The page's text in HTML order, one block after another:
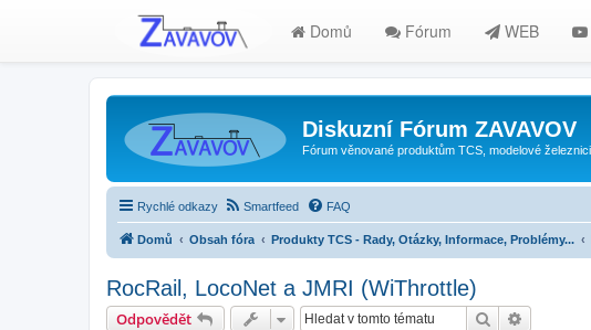
Domů Fórum WEB
Diskuzní Fórum ZAVAVOV
Fórum věnované produktům TCS, modelové
Rychlé odkazy Smartfeed FAQ
Domů Obsah fóra Produkty TCS - Rady, Otázky, Informace, Problémy...
RocRail, LocoNet a JMRI (WiThrottle)
Odpovědět Hledat